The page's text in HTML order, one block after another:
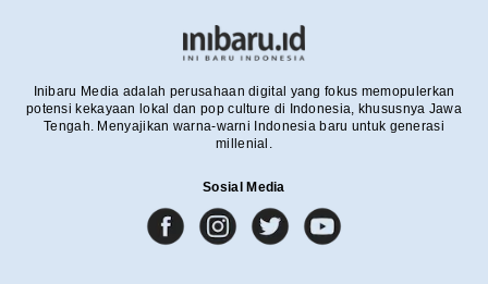
Inibaru Media adalah perusahaan digital yang fokus memopulerkan
potensi kekayaan lokal dan pop culture di Indonesia, khususnya Jawa
Tengah. Menyajikan warna-warni Indonesia baru untuk generasi
millenial.
Sosial Media